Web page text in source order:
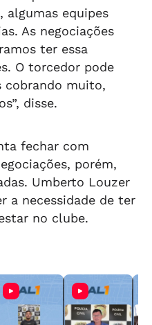
algumas equipes
As negociações
ter essa
O torcedor pode
cobrando muito,
disse.
fechar com
porém,
Umberto Louzer
a necessidade de ter
no clube.